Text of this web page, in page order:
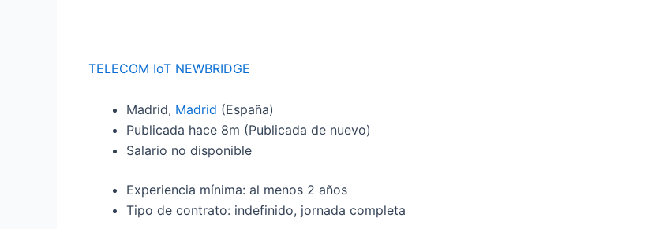
TELECOM IoT NEWBRIDGE
Madrid, Madrid (España)
Publicada hace 8m (Publicada de nuevo)
Salario no disponible
Experiencia mínima: al menos 2 años
Tipo de contrato: indefinido, jornada completa